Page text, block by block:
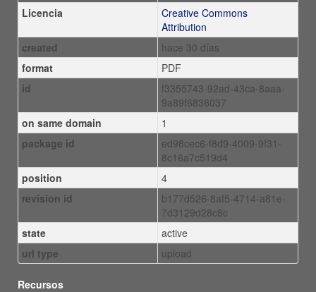
Licencia
Creative Commons
Attribution
created
hace 30 días
format
PDF
id
f3355743-92ad-43ca-8aaa-
9a89f6836037
on same domain
1
package id
ed98cec6-f8d9-4009-9f31-
8c16a7c519d4
position
4
revision id
b177d526-8af5-4714-a81e-
7d3129d28c8c
state
active
url type
upload
Recursos